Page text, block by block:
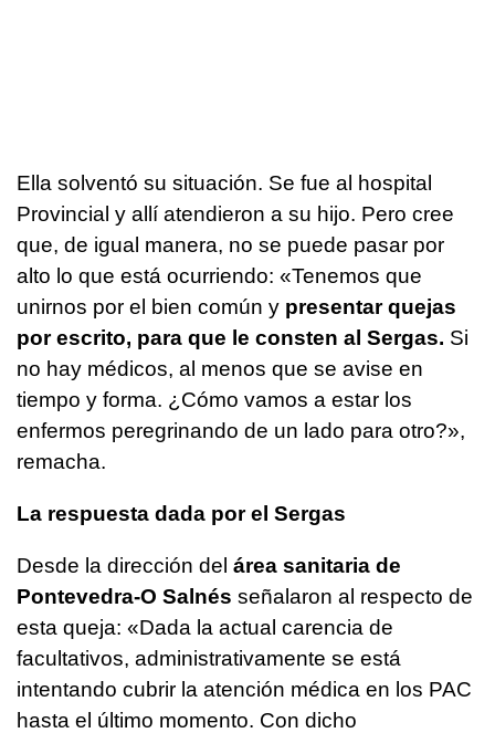
Ella solventó su situación. Se fue al hospital
Provincial y allí atendieron a su hijo. Pero cree
que, de igual manera, no se puede pasar por
alto lo que está ocurriendo: «Tenemos que
unirnos por el bien común y presentar quejas
por escrito, para que le consten al Sergas. Si
no hay médicos, al menos que se avise en
tiempo y forma. ¿Cómo vamos a estar los
enfermos peregrinando de un lado para otro?»,
remacha.
La respuesta dada por el Sergas
Desde la dirección del área sanitaria de
Pontevedra-O Salnés señalaron al respecto de
esta queja: «Dada la actual carencia de
facultativos, administrativamente se está
intentando cubrir la atención médica en los PAC
hasta el último momento. Con dicho